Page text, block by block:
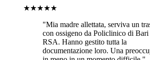
★★★★★
"Mia madre allettata, serviva un
con ossigeno da Policlinico di Bari
RSA. Hanno gestito tutta la
documentazione loro. Una